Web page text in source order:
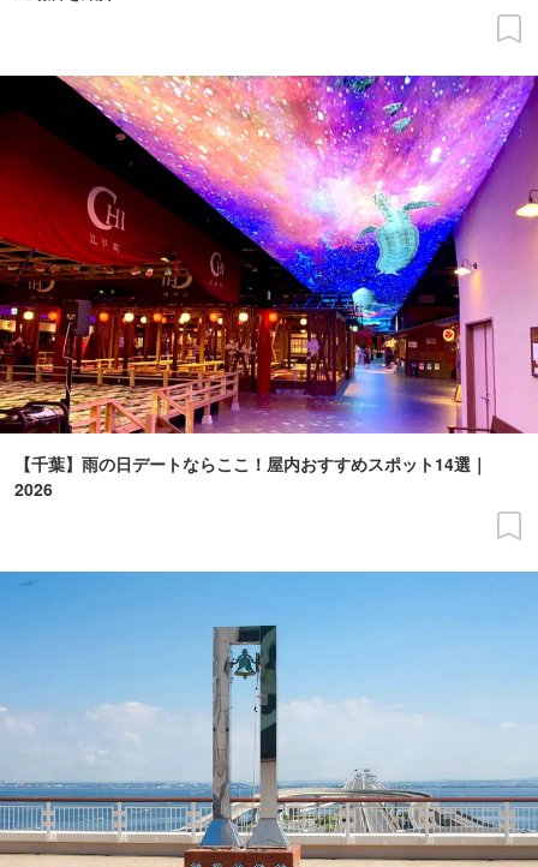
【千葉】雨の日デートならここ！屋内おすすめスポット14選｜
2026